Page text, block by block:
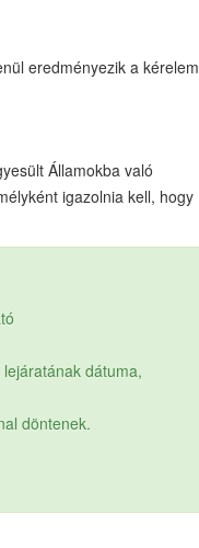
eredményezik a kérelem
Államokba való
igazolnia kell, hogy
dátuma,
döntenek.